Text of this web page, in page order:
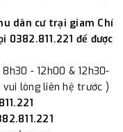
dân cư trại giam Chí
để được
- 12h00 & 12h30-
lòng liên hệ trước )